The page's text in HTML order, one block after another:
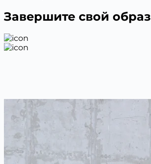
Завершите свой образ